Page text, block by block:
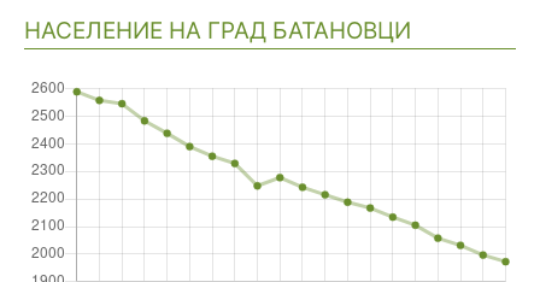
НАСЕЛЕНИЕ НА ГРАД БАТАНОВЦИ